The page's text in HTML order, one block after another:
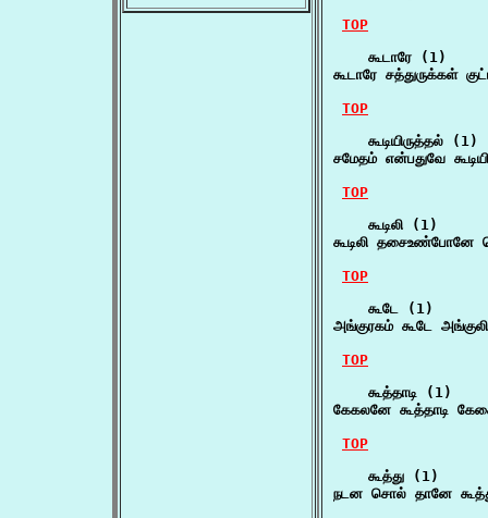
TOP
    கூடாரே (1)
கூடாரே சத்துருக்கள்
TOP
    கூடியிருத்தல் (1)
சமேதம் என்பதுவே
TOP
    கூடிலி (1)
கூடிலி தசைஉண்போனே
TOP
    கூடே (1)
அங்குரகம் கூடே
TOP
    கூத்தாடி (1)
கேகலனே கூத்தாடி
TOP
    கூத்து (1)
நடன சொல் தானே